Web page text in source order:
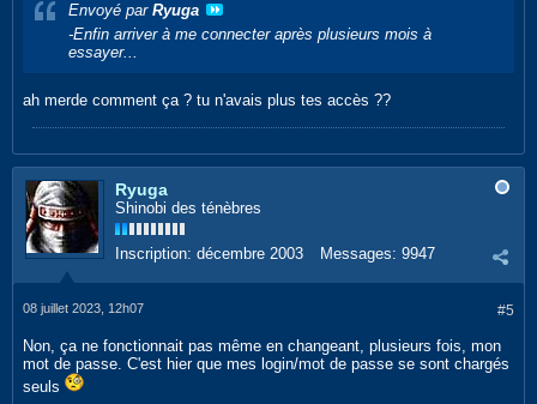
Envoyé par Ryuga
-Enfin arriver à me connecter après plusieurs mois à
essayer...
ah merde comment ça ? tu n'avais plus tes accès ??
Ryuga
Shinobi des ténèbres
Inscription: décembre 2003 Messages: 9947
#5
08 juillet 2023, 12h07
Non, ça ne fonctionnait pas même en changeant, plusieurs fois, mon
mot de passe. C'est hier que mes login/mot de passe se sont chargés
seuls